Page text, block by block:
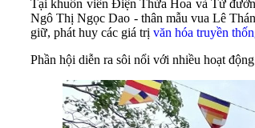
Tại khuôn viên Điện Thừa Hoa và Từ
Ngô Thị Ngọc Dao - thân mẫu vua Lê
giữ, phát huy các giá trị văn hóa truyền
Phần hội diễn ra sôi nổi với nhiều hoạt